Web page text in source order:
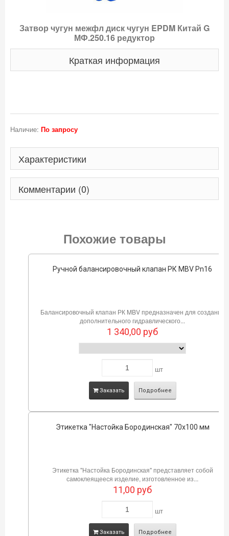
Затвор чугун межфл диск чугун EPDM Китай G
МФ.250.16 редуктор
Краткая информация
Наличие: По запросу
Характеристики
Комментарии (0)
Похожие товары
Ручной балансировочный клапан РК MBV Pn16
Балансировочный клапан РК MBV предназначен для создания
дополнительного гидравлического...
1 340,00 руб
шт
Заказать Подробнее
Этикетка "Настойка Бородинская" 70х100 мм
Этикетка "Настойка Бородинская" представляет собой
самоклеящееся изделие, изготовленное из...
11,00 руб
шт
Заказать Подробнее